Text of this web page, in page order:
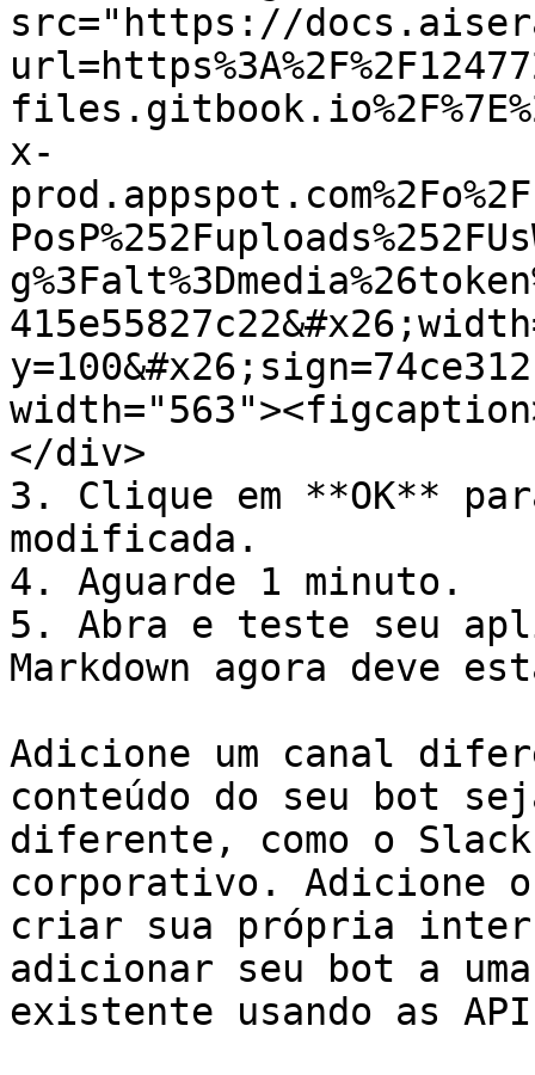
src="https://
x-
</div>
3. Clique em **OK**
modificada.
4. Aguarde 1 minuto.
5. Abra e teste seu
Markdown agora deve
Adicione um canal
conteúdo do seu bot
diferente, como o
corporativo. Adicione
criar sua própria
adicionar seu bot a
existente usando as